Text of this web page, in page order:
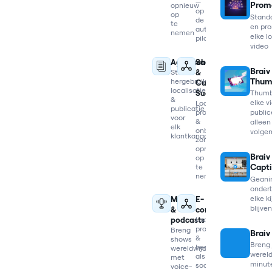
opnieuw
op
te
nemen
op
de
automatische
piloot
Agentschappen
Stuur
hergebruik,
localisatie
&
publicatie
voor
elk
klantkanaal
SaaS
&
Customer
Success
Localiseer
producttutorials
&
onboardingvideo's
zonder
opnieuw
op
te
nemen
Media
&
podcasts
Breng
shows
wereldwijd
met
voice-
E-
commerce
Localiseer
productvideo's
&
hergebruik
als
social
en
elke
video
Braiv
elke
alleen
Braiv
elke
Braiv
Breng